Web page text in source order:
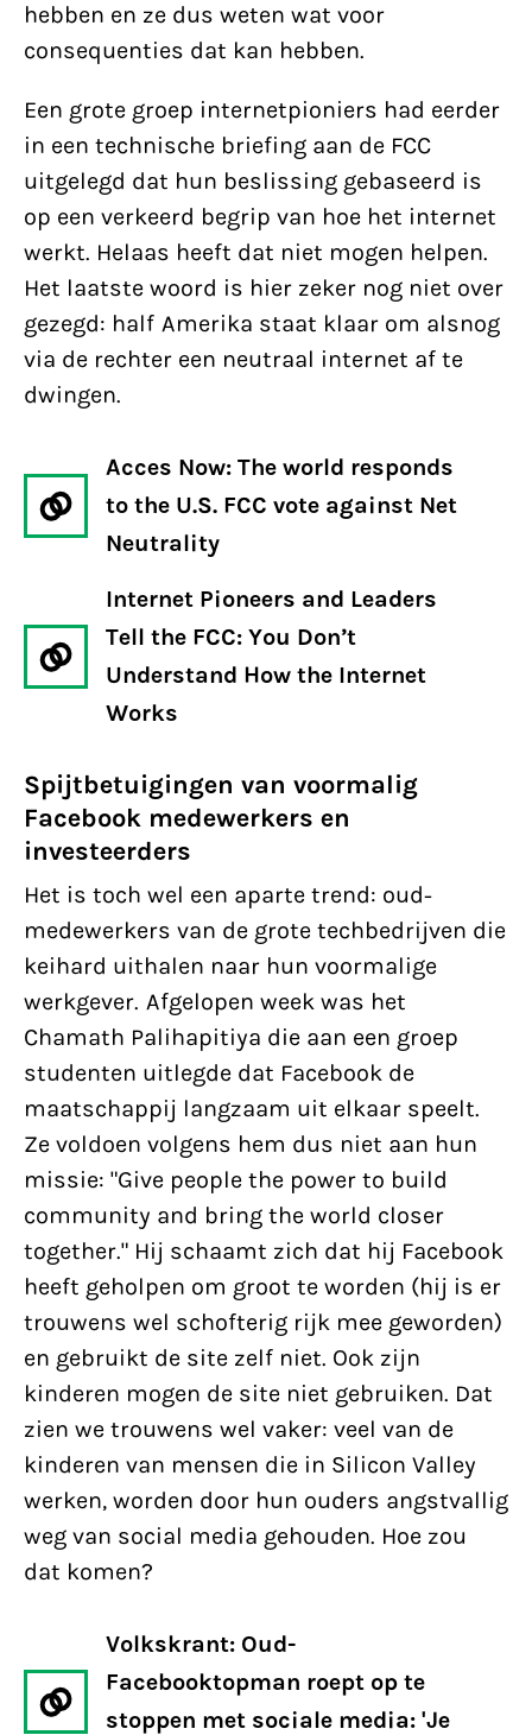
hebben en ze dus weten wat voor
consequenties dat kan hebben.
Een grote groep internetpioniers had eerder
in een technische briefing aan de FCC
uitgelegd dat hun beslissing gebaseerd is
op een verkeerd begrip van hoe het internet
werkt. Helaas heeft dat niet mogen helpen.
Het laatste woord is hier zeker nog niet over
gezegd: half Amerika staat klaar om alsnog
via de rechter een neutraal internet af te
dwingen.
Acces Now: The world responds
to the U.S. FCC vote against Net
Neutrality
Internet Pioneers and Leaders
Tell the FCC: You Don’t
Understand How the Internet
Works
Spijtbetuigingen van voormalig
Facebook medewerkers en
investeerders
Het is toch wel een aparte trend: oud-
medewerkers van de grote techbedrijven die
keihard uithalen naar hun voormalige
werkgever. Afgelopen week was het
Chamath Palihapitiya die aan een groep
studenten uitlegde dat Facebook de
maatschappij langzaam uit elkaar speelt.
Ze voldoen volgens hem dus niet aan hun
missie: "Give people the power to build
community and bring the world closer
together." Hij schaamt zich dat hij Facebook
heeft geholpen om groot te worden (hij is er
trouwens wel schofterig rijk mee geworden)
en gebruikt de site zelf niet. Ook zijn
kinderen mogen de site niet gebruiken. Dat
zien we trouwens wel vaker: veel van de
kinderen van mensen die in Silicon Valley
werken, worden door hun ouders angstvallig
weg van social media gehouden. Hoe zou
dat komen?
Volkskrant: Oud-
Facebooktopman roept op te
stoppen met sociale media: 'Je